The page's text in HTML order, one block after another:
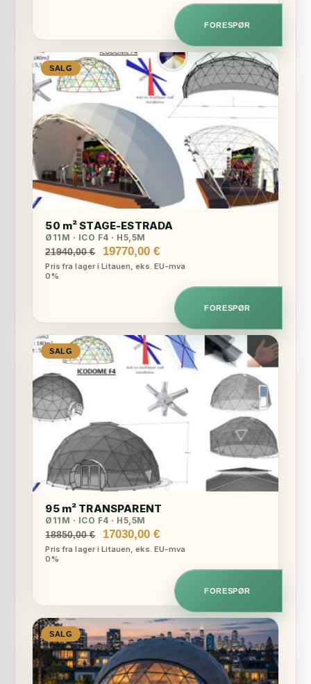
10920,00 €.
FORESPØR
SALG
50 m² STAGE-ESTRADA
Ø11M · ICO F4 · H5,5M
21940,00€
Opprinnelig
pris
19770,00€Nåværende
pris
19770,00 €.
Pris fra lager i Litauen, eks. EU-mva
0%
FORESPØR
SALG
95 m² TRANSPARENT
Ø11M · ICO F4 · H5,5M
18850,00€
Opprinnelig
pris
17030,00€Nåværende
pris
17030,00 €.
Pris fra lager i Litauen, eks. EU-mva
0%
FORESPØR
SALG